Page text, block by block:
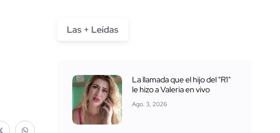
Las + Leídas
La llamada que el hijo del "R1"
le hizo a Valeria en vivo
Ago. 3, 2026